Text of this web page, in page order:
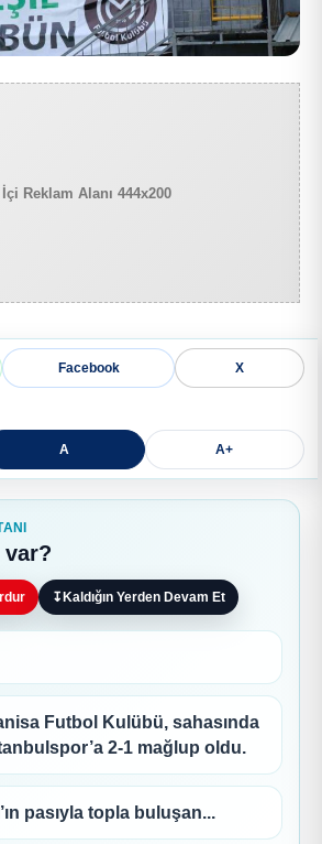
İçi Reklam Alanı 444x200
Facebook X
A A+
var?
↧ Kaldığın Yerden Devam Et
Futbol Kulübü, sahasında
2-1 mağlup oldu.
pasıyla topla buluşan...